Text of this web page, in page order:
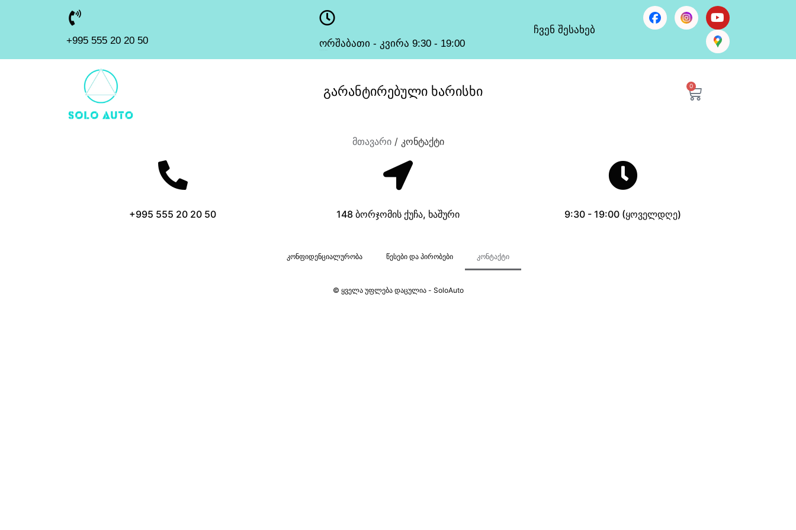
+995 555 20 20 50 ორშაბათი - კვირა 9:30 - 19:00
ჩვენ შესახებ
გარანტირებული ხარისხი 0
მთავარი/ კონტაქტი
+995 555 20 20 50 148 ბორჯომის ქუჩა, ხაშური 9:30 - 19:00 (ყოველდღე)
კონფიდენციალურობა წესები და პირობები კონტაქტი
© ყველა უფლება დაცულია - SoloAuto